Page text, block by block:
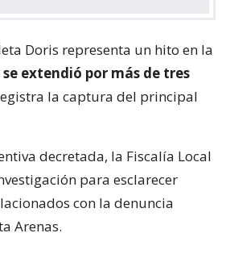
Doris representa un hito en la
extendió por más de tres
la captura del principal
decretada, la Fiscalía Local
para esclarecer
con la denuncia
Arenas.